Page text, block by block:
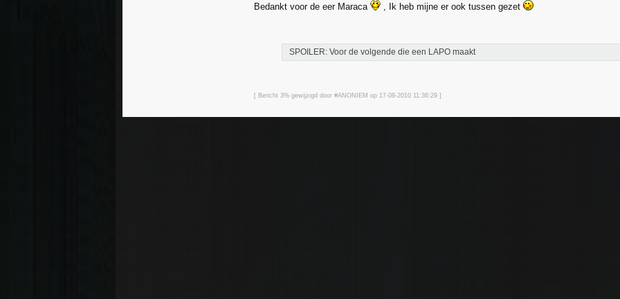
Bedankt voor de eer Maraca , Ik heb mijne er ook tussen gezet
SPOILER: Voor de volgende die een LAPO maakt
[ Bericht 3% gewijzigd door #ANONIEM op 17-08-2010 11:36:29 ]